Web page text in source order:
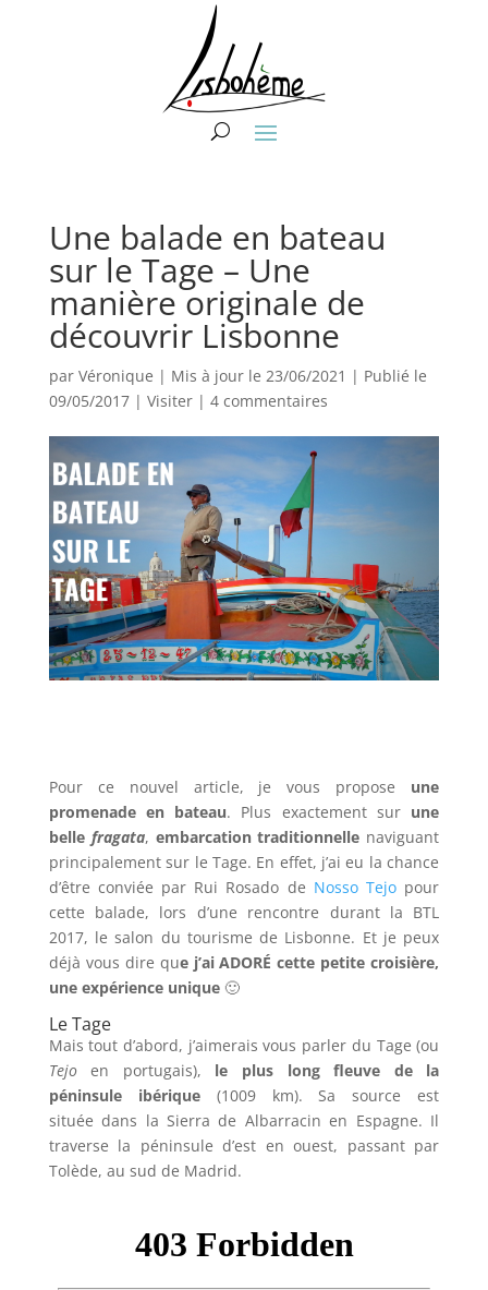
Une balade en bateau
sur le Tage – Une
manière originale de
découvrir Lisbonne
par Véronique | Mis à jour le 23/06/2021 | Publié le
09/05/2017| Visiter| 4 commentaires
Pour ce nouvel article, je vous propose une
promenade en bateau. Plus exactement sur une
belle fragata, embarcation traditionnelle naviguant
principalement sur le Tage. En effet, j’ai eu la chance
d’être conviée par Rui Rosado de Nosso Tejo pour
cette balade, lors d’une rencontre durant la BTL
2017, le salon du tourisme de Lisbonne. Et je peux
déjà vous dire que j’ai ADORÉ cette petite croisière,
une expérience unique🙂
Le Tage
Mais tout d’abord, j’aimerais vous parler du Tage (ou
Tejoen portugais), le plus long fleuve de la
péninsule ibérique(1009 km). Sa source est
située dans la Sierra de Albarracin en Espagne. Il
traverse la péninsule d’est en ouest, passant par
Tolède, au sud de Madrid.